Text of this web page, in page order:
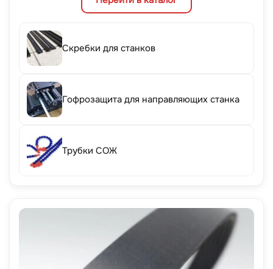
Скребки для станков
Гофрозащита для направляющих станка
Трубки СОЖ